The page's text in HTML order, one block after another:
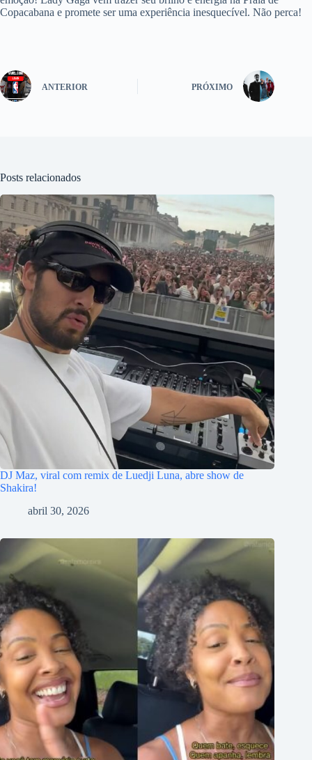
Copacabana e promete ser uma experiência inesquecível. Não perca!
ANTERIOR PRÓXIMO
Posts relacionados
DJ Maz, viral com remix de Luedji Luna, abre show de
Shakira!
abril 30, 2026